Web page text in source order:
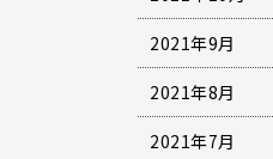
2021年9月
2021年8月
2021年7月